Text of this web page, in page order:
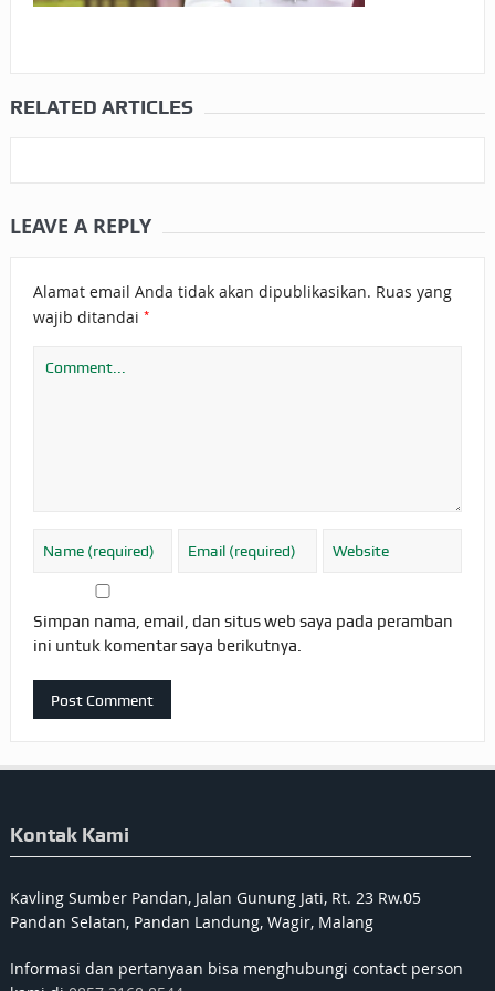
RELATED ARTICLES
LEAVE A REPLY
Alamat email Anda tidak akan dipublikasikan. Ruas yang
wajib ditandai *
Simpan nama, email, dan situs web saya pada peramban
ini untuk komentar saya berikutnya.
Kontak Kami
Kavling Sumber Pandan, Jalan Gunung Jati, Rt. 23 Rw.05
Pandan Selatan, Pandan Landung, Wagir, Malang
Informasi dan pertanyaan bisa menghubungi contact person